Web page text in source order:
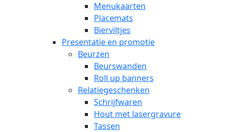
Menukaarten
Placemats
Bierviltjes
Presentatie en promotie
Beurzen
Beurswanden
Roll up banners
Relatiegeschenken
Schrijfwaren
Hout met lasergravure
Tassen